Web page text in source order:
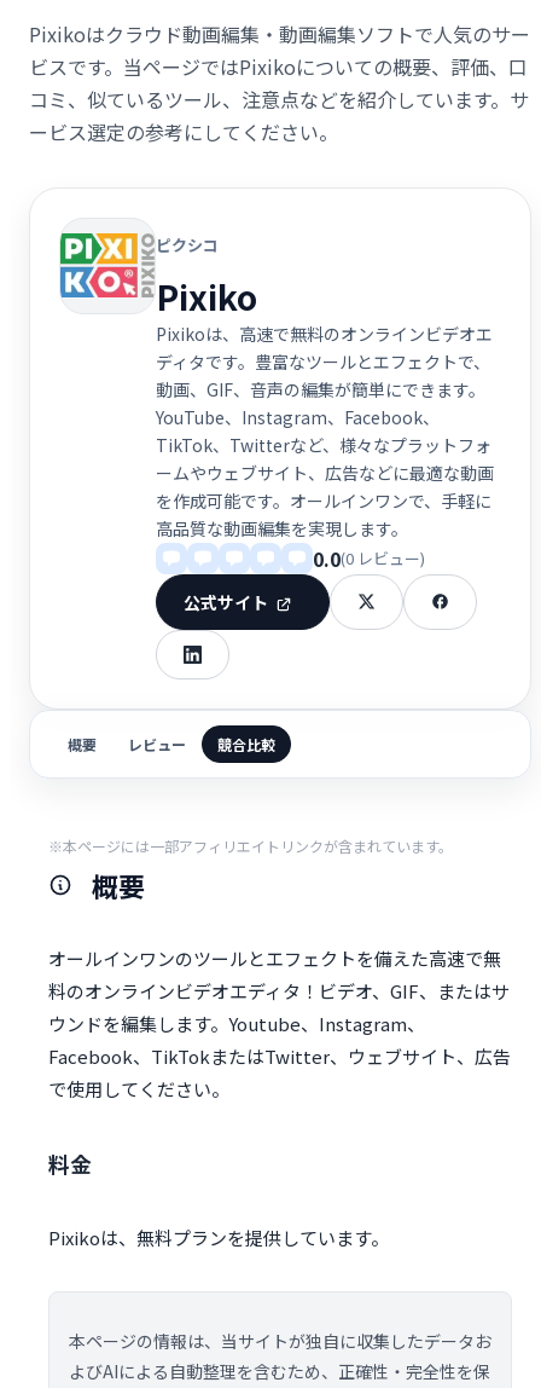
Pixikoはクラウド動画編集・動画編集ソフトで人気のサー
ビスです。当ページではPixikoについての概要、評価、口
コミ、似ているツール、注意点などを紹介しています。サ
ービス選定の参考にしてください。
ピクシコ
Pixiko
Pixikoは、高速で無料のオンラインビデオエ
ディタです。豊富なツールとエフェクトで、
動画、GIF、音声の編集が簡単にできます。
YouTube、Instagram、Facebook、
TikTok、Twitterなど、様々なプラットフォ
ームやウェブサイト、広告などに最適な動画
を作成可能です。オールインワンで、手軽に
高品質な動画編集を実現します。
0.0(0 レビュー)
公式サイト
概要 レビュー 競合比較
※本ページには一部アフィリエイトリンクが含まれています。
概要
オールインワンのツールとエフェクトを備えた高速で無
料のオンラインビデオエディタ！ビデオ、GIF、またはサ
ウンドを編集します。Youtube、Instagram、
Facebook、TikTokまたはTwitter、ウェブサイト、広告
で使用してください。
料金
Pixikoは、無料プランを提供しています。
本ページの情報は、当サイトが独自に収集したデータお
よびAIによる自動整理を含むため、正確性・完全性を保